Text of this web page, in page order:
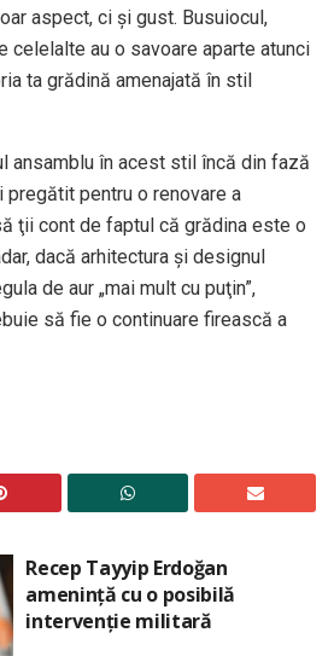
aspect, ci şi gust. Busuiocul,
celelalte au o savoare aparte atunci
ta grădină amenajată în stil
ansamblu în acest stil încă din fază
pentru o renovare a
ţii cont de faptul că grădina este o
dacă arhitectura şi designul
de aur „mai mult cu puţin”,
să fie o continuare firească a
Recep Tayyip Erdoğan
amenință cu o posibilă
intervenție militară